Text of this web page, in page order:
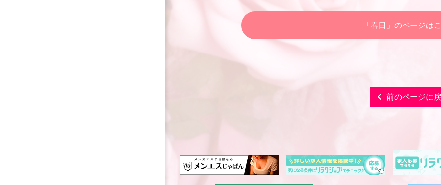
「春日」のページは
前のページに